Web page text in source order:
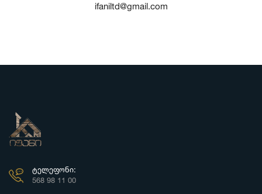
ifaniltd@gmail.com
ᲢᲔᲚᲔᲤᲝᲜᲘ:
568 98 11 00